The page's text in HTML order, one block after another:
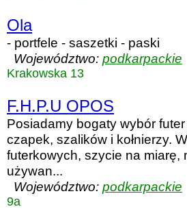
Ola
- portfele - saszetki - paski
Województwo: podkarpackie
Krakowska 13
F.H.P.U OPOS
Posiadamy bogaty wybór
czapek, szalików i kołnierzy.
futerkowych, szycie na miarę,
używan...
Województwo: podkarpackie
9a